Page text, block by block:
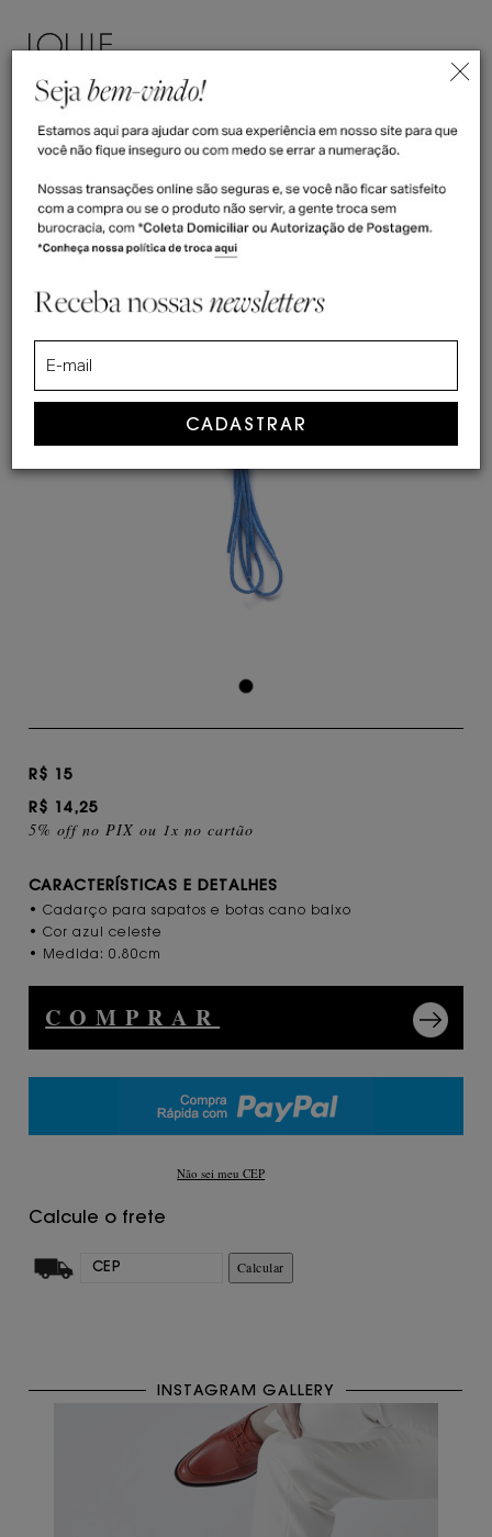
Home>Acessórios >Cadarços>
Azul Celeste - Sapatos
R$ 15
R$ 14,25
5% off no PIX ou 1x no cartão
CARACTERÍSTICAS E DETALHES
• Cadarço para sapatos e botas cano baixo
• Cor azul celeste
• Medida: 0.80cm
COMPRAR
Calcule o frete
Não sei meu CEP
Calcular
INSTAGRAM GALLERY